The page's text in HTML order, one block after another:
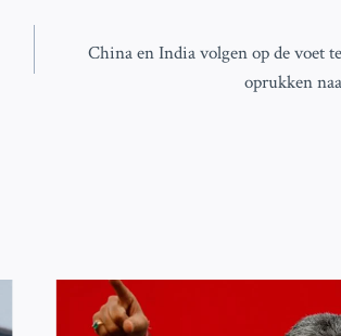
China en India volgen op de voet
oprukken